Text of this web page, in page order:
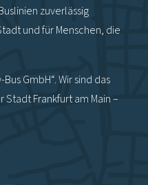
zuverlässig
und für Menschen, die
GmbH“. Wir sind das
Frankfurt am Main –